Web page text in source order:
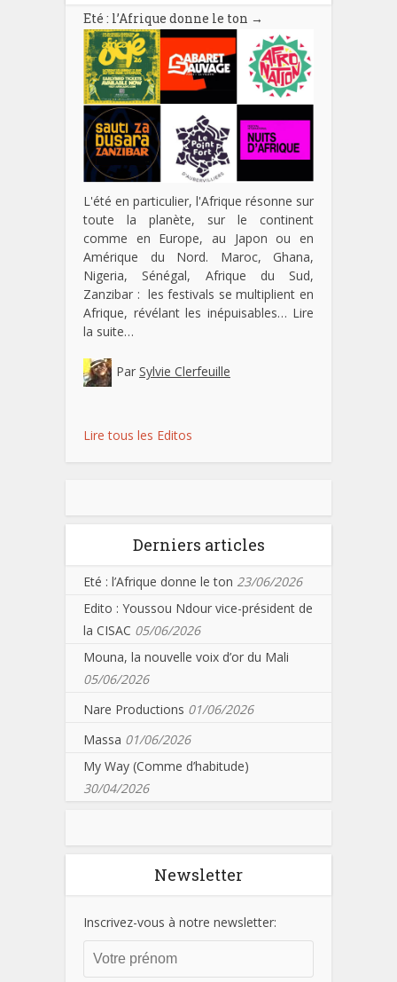
Eté : l’Afrique donne le ton →
L'été en particulier, l'Afrique résonne sur
toute la planète, sur le continent
comme en Europe, au Japon ou en
Amérique du Nord. Maroc, Ghana,
Nigeria, Sénégal, Afrique du Sud,
Zanzibar : les festivals se multiplient en
Afrique, révélant les inépuisables… Lire
la suite…
Par Sylvie Clerfeuille
Lire tous les Editos
Derniers articles
Eté : l’Afrique donne le ton 23/06/2026
Edito : Youssou Ndour vice-président de
la CISAC 05/06/2026
Mouna, la nouvelle voix d’or du Mali
05/06/2026
Nare Productions 01/06/2026
Massa 01/06/2026
My Way (Comme d’habitude)
30/04/2026
Newsletter
Inscrivez-vous à notre newsletter: